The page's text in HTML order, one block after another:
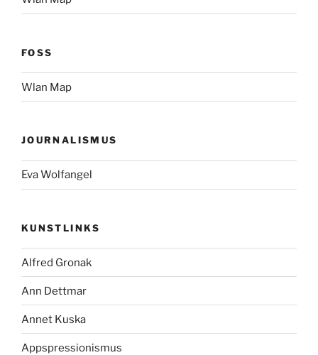
FOSS
Wlan Map
JOURNALISMUS
Eva Wolfangel
KUNSTLINKS
Alfred Gronak
Ann Dettmar
Annet Kuska
Appspressionismus